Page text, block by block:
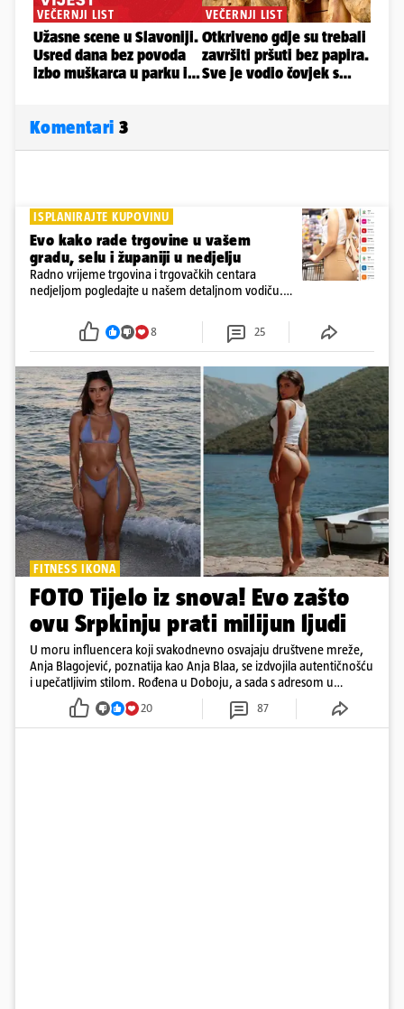
Komentari 3
ISPLANIRAJTE KUPOVINU
Evo kako rade trgovine u vašem
gradu, selu i županiji u nedjelju
Radno vrijeme trgovina i trgovačkih centara
nedjeljom pogledajte u našem detaljnom vodiču.
i šoping centri sami biraju koje će to nedjelje biti
8 25
FITNESS IKONA
FOTO Tijelo iz snova! Evo zašto
ovu Srpkinju prati milijun ljudi
U moru influencera koji svakodnevno osvajaju društvene mreže,
Anja Blagojević, poznatija kao Anja Blaa, se izdvojila autentičnošću
i upečatljivim stilom. Rođena u Doboju, a sada s adresom u
Dubaiju, Anja je spoj glamura, discipline i mladenačke energije
20 87